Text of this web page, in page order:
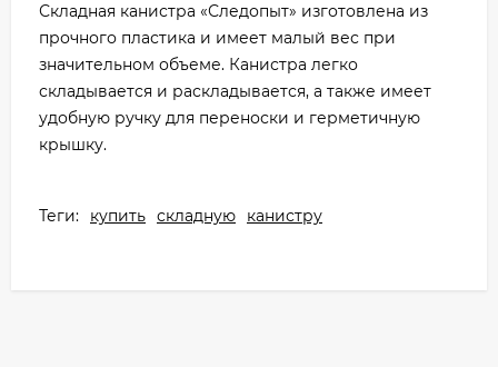
Складная канистра «Следопыт» изготовлена из
прочного пластика и имеет малый вес при
значительном объеме. Канистра легко
складывается и раскладывается, а также имеет
удобную ручку для переноски и герметичную
крышку.
Теги: купить складную канистру